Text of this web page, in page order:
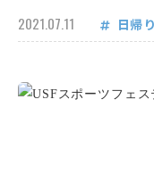
2021.07.11 日帰り